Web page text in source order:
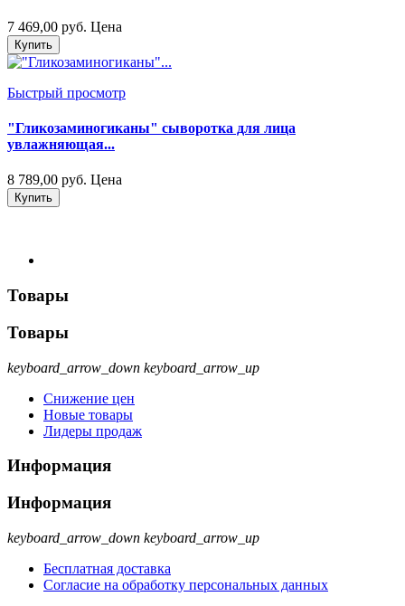
7 469,00 руб. Цена
Купить
Быстрый просмотр
"Гликозаминогиканы" сыворотка для лица
увлажняющая...
8 789,00 руб. Цена
Купить
Товары
Товары
keyboard_arrow_down keyboard_arrow_up
Снижение цен
Новые товары
Лидеры продаж
Информация
Информация
keyboard_arrow_down keyboard_arrow_up
Бесплатная доставка
Согласие на обработку персональных данных